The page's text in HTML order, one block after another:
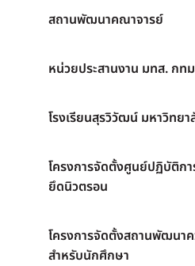
สถานพัฒนาคณาจารย์
หน่วยประสานงาน มทส. กท
โรงเรียนสุรวิวัฒน์ มหาวิทยา
โครงการจัดตั้งศูนย์ปฏิบัติก
ยึดนิวตรอน
โครงการจัดตั้งสถานพัฒนา
สำหรับนักศึกษา